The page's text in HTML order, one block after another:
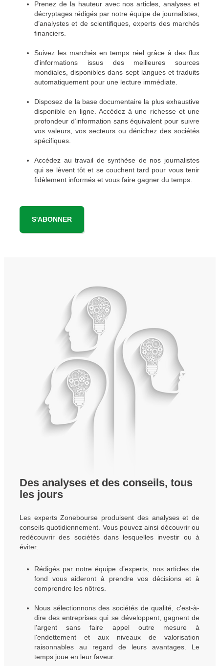
Prenez de la hauteur avec nos articles, analyses et
décryptages rédigés par notre équipe de journalistes,
d’analystes et de scientifiques, experts des marchés
financiers.
Suivez les marchés en temps réel grâce à des flux
d'informations issus des meilleures sources
mondiales, disponibles dans sept langues et traduits
automatiquement pour une lecture immédiate.
Disposez de la base documentaire la plus exhaustive
disponible en ligne. Accédez à une richesse et une
profondeur d’information sans équivalent pour suivre
vos valeurs, vos secteurs ou dénichez des sociétés
spécifiques.
Accédez au travail de synthèse de nos journalistes
qui se lèvent tôt et se couchent tard pour vous tenir
fidèlement informés et vous faire gagner du temps.
S'ABONNER
Des analyses et des conseils, tous
les jours
Les experts Zonebourse produisent des analyses et de
conseils quotidiennement. Vous pouvez ainsi découvrir ou
redécouvrir des sociétés dans lesquelles investir ou à
éviter.
Rédigés par notre équipe d’experts, nos articles de
fond vous aideront à prendre vos décisions et à
comprendre les nôtres.
Nous sélectionnons des sociétés de qualité, c'est-à-
dire des entreprises qui se développent, gagnent de
l'argent sans faire appel outre mesure à
l'endettement et aux niveaux de valorisation
raisonnables au regard de leurs avantages. Le
temps joue en leur faveur.